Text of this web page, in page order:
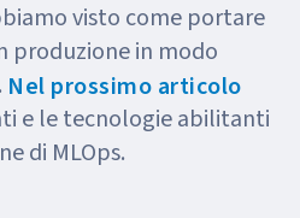
visto come portare
produzione in modo
Nel prossimo articolo
e le tecnologie abilitanti
di MLOps.